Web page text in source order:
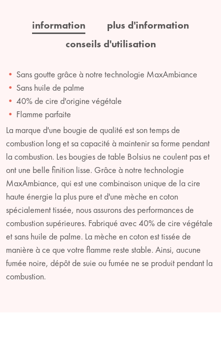
information
plus d'information
conseils d'utilisation
Sans goutte grâce à notre technologie MaxAmbiance
Sans huile de palme
40% de cire d'origine végétale
Flamme parfaite
La marque d'une bougie de qualité est son temps de
combustion long et sa capacité à maintenir sa forme pendant
la combustion. Les bougies de table Bolsius ne coulent pas et
ont une belle finition lisse. Grâce à notre technologie
MaxAmbiance, qui est une combinaison unique de la cire
haute énergie la plus pure et d'une mèche en coton
spécialement tissée, nous assurons des performances de
combustion supérieures. Fabriqué avec 40% de cire végétale
et sans huile de palme. La mèche en coton est tissée de
manière à ce que votre flamme reste stable. Ainsi, aucune
fumée noire, dépôt de suie ou fumée ne se produit pendant la
combustion.